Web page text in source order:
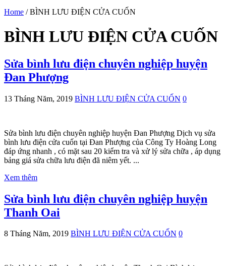
Home / BÌNH LƯU ĐIỆN CỬA CUỐN
BÌNH LƯU ĐIỆN CỬA CUỐN
Sửa bình lưu điện chuyên nghiệp huyện
Đan Phượng
13 Tháng Năm, 2019 BÌNH LƯU ĐIỆN CỬA CUỐN 0
Sửa bình lưu điện chuyên nghiệp huyện Đan Phượng Dịch vụ sửa
bình lưu điện cửa cuốn tại Đan Phượng của Công Ty Hoàng Long
đáp ứng nhanh , có mặt sau 20 kiểm tra và xử lý sửa chữa , áp dụng
bảng giá sửa chữa lưu điện đã niêm yết. ...
Xem thêm
Sửa bình lưu điện chuyên nghiệp huyện
Thanh Oai
8 Tháng Năm, 2019 BÌNH LƯU ĐIỆN CỬA CUỐN 0